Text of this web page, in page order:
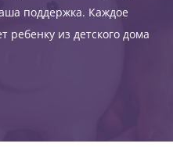
поддержка. Каждое
ребенку из детского дома